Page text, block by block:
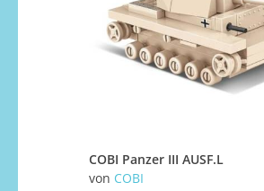
COBI Panzer III AUSF.L
von COBI